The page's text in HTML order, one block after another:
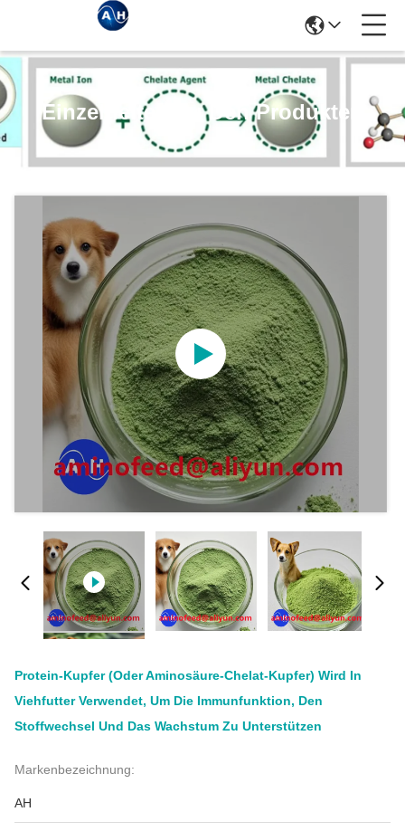
Einzelheiten Zu Den Produkten
Protein-Kupfer (oder Aminosäure-Chelat-Kupfer) Wird In
Viehfutter Verwendet, Um Die Immunfunktion, Den
Stoffwechsel Und Das Wachstum Zu Unterstützen
Markenbezeichnung:
AH